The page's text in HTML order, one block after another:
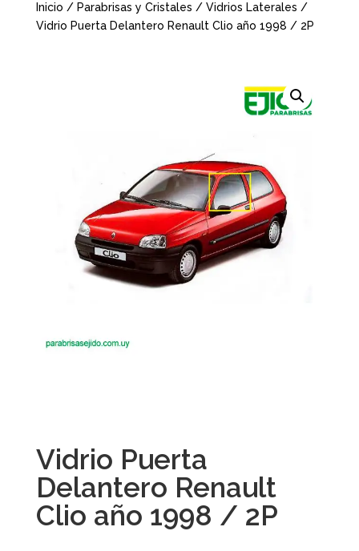
Inicio / Parabrisas y Cristales / Vidrios Laterales /
Vidrio Puerta Delantero Renault Clio año 1998 / 2P
Vidrio Puerta
Delantero Renault
Clio año 1998 / 2P